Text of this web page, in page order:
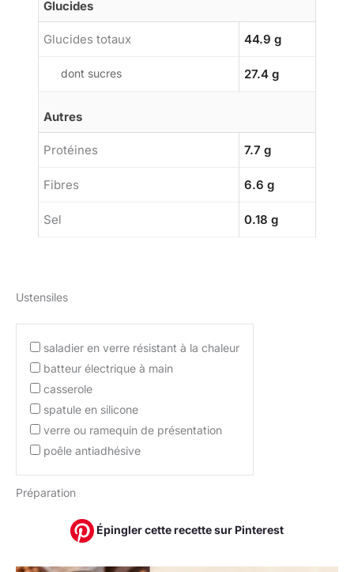
Glucides
Glucides totaux 44.9 g
dont sucres 27.4 g
Autres
Protéines 7.7 g
Fibres 6.6 g
Sel 0.18 g
Ustensiles
saladier en verre résistant à la chaleur
batteur électrique à main
casserole
spatule en silicone
verre ou ramequin de présentation
poêle antiadhésive
Préparation
Épingler cette recette sur Pinterest